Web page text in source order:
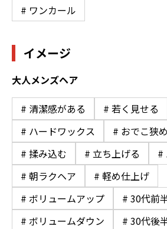
# ワンカール
イメージ
大人メンズヘア
# 清潔感がある # 若く見せる
# ハードワックス
# おでこ狭
# 揉み込む
# 立ち上げる
#
# 朝ラクヘア
# 軽め仕上げ
# ボリュームアップ
# 30代前
# ボリュームダウン
# 30代後